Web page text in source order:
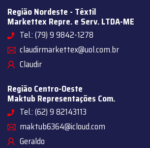
Região Nordeste - Têxtil
Markettex Repre. e Serv. LTDA-ME
Tel.: (79) 9 9842-1278
claudirmarkettex@uol.com.br
Claudir
Região Centro-Oeste
Maktub Representações Com.
Tel.: (62) 9 82143113
maktub6364@icloud.com
Geraldo